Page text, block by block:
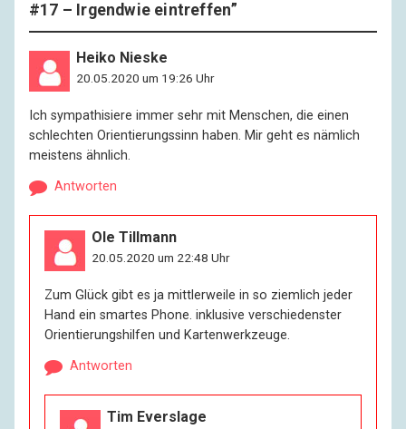
#17 – Irgendwie eintreffen”
Heiko Nieske
20.05.2020 um 19:26 Uhr
Ich sympathisiere immer sehr mit Menschen, die einen
schlechten Orientierungssinn haben. Mir geht es nämlich
meistens ähnlich.
Antworten
Ole Tillmann
20.05.2020 um 22:48 Uhr
Zum Glück gibt es ja mittlerweile in so ziemlich jeder
Hand ein smartes Phone. inklusive verschiedenster
Orientierungshilfen und Kartenwerkzeuge.
Antworten
Tim Everslage